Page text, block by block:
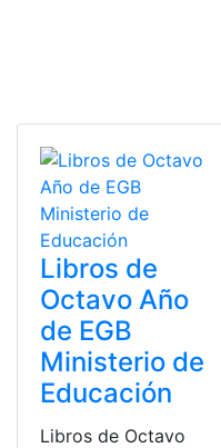
Libros de
Octavo Año
de EGB
Ministerio de
Educación
Libros de Octavo